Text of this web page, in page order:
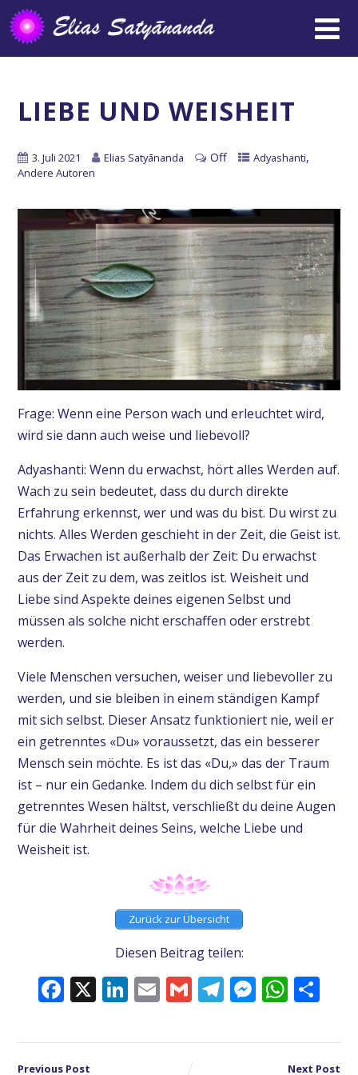
LIEBE UND WEISHEIT
3. Juli 2021 Elias Satyānanda Off Adyashanti,
Andere Autoren
Frage: Wenn eine Person wach und erleuchtet wird,
wird sie dann auch weise und liebevoll?
Adyashanti: Wenn du erwachst, hört alles Werden auf.
Wach zu sein bedeutet, dass du durch direkte
Erfahrung erkennst, wer und was du bist. Du wirst zu
nichts. Alles Werden geschieht in der Zeit, die Geist ist.
Das Erwachen ist außerhalb der Zeit: Du erwachst
aus der Zeit zu dem, was zeitlos ist. Weisheit und
Liebe sind Aspekte deines eigenen Selbst und
müssen als solche nicht erschaffen oder erstrebt
werden.
Viele Menschen versuchen, weiser und liebevoller zu
werden, und sie bleiben in einem ständigen Kampf
mit sich selbst. Dieser Ansatz funktioniert nie, weil er
ein getrenntes «Du» voraussetzt, das ein besserer
Mensch sein möchte. Es ist das «Du,» das der Traum
ist – nur ein Gedanke. Indem du dich selbst für ein
getrenntes Wesen hältst, verschließt du deine Augen
für die Wahrheit deines Seins, welche Liebe und
Weisheit ist.
Zurück zur Übersicht
Diesen Beitrag teilen:
Facebook
X LinkedIn
EmailGmailTelegram
Previous Post Next Post